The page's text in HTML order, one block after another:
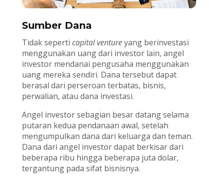
Sumber Dana
Tidak seperti capital ventureyang berinvestasi
menggunakan uang dari investor lain, angel
investor mendanai pengusaha menggunakan
uang mereka sendiri. Dana tersebut dapat
berasal dari perseroan terbatas, bisnis,
perwalian, atau dana investasi.
Angel investor sebagian besar datang selama
putaran kedua pendanaan awal, setelah
mengumpulkan dana dari keluarga dan teman.
Dana dari angel investor dapat berkisar dari
beberapa ribu hingga beberapa juta dolar,
tergantung pada sifat bisnisnya.